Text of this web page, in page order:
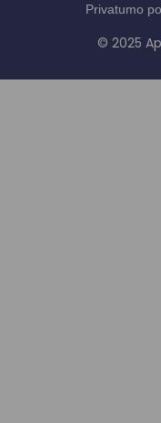
Privatumo
© 2025